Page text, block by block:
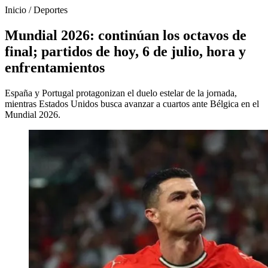
Inicio /Deportes
Mundial 2026: continúan los octavos de
final; partidos de hoy, 6 de julio, hora y
enfrentamientos
España y Portugal protagonizan el duelo estelar de la jornada,
mientras Estados Unidos busca avanzar a cuartos ante Bélgica en el
Mundial 2026.